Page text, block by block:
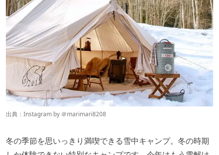
出典：Instagram by ＠marimari8208
冬の季節を思いっきり満喫できる雪中キャンプ。冬の時期